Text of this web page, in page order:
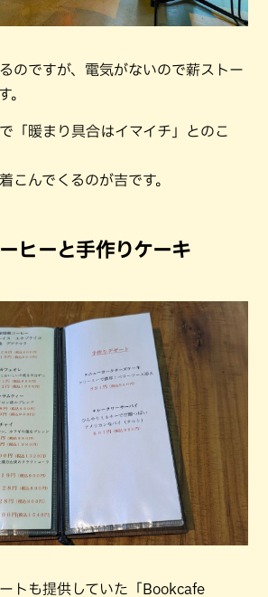
のですが、電気がないので薪ストー
。
「暖まり具合はイマイチ」とのこ
こんでくるのが吉です。
ヒーと手作りケーキ
トも提供していた「Bookcafe